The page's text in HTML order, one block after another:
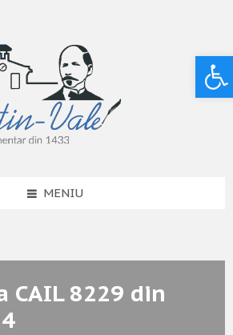
MENIU
CAIL 8229 din
Deschide bara de unelte